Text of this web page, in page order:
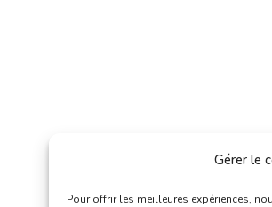
Gérer le
Pour offrir les meilleures expériences,